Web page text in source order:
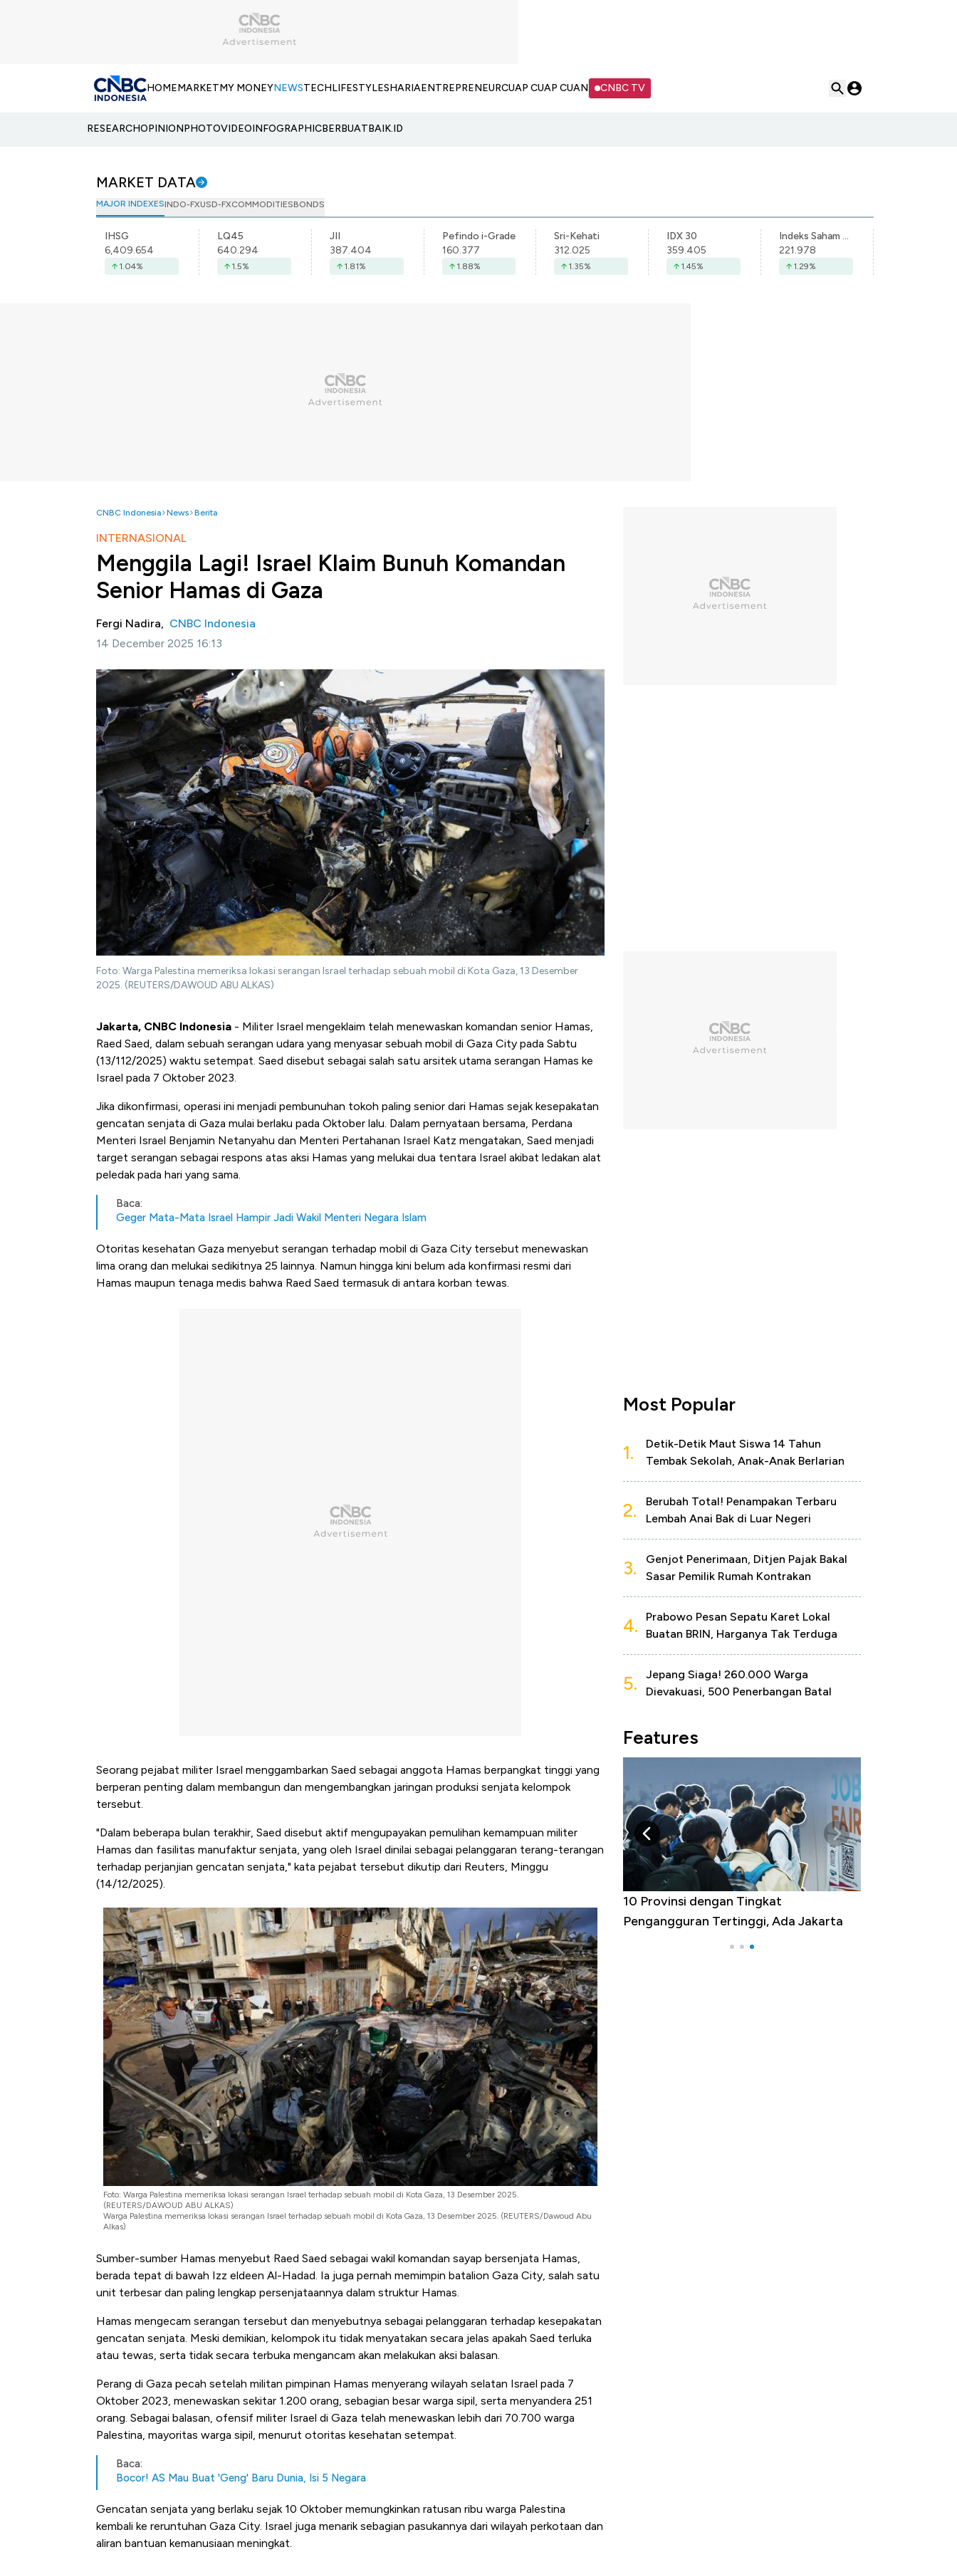
HOMEMARKETMY MONEYNEWSTECHLIFESTYLESHARIAENTREPRENEURCUAP CUAP CUAN CNBC TV
RESEARCHOPINIONPHOTOVIDEOINFOGRAPHICBERBUATBAIK.ID
MARKET DATA
MAJOR INDEXESINDO-FXUSD-FXCOMMODITIESBONDS
IHSG
6,409.654
1.04%
LQ45
640.294
1.5%
JII
387.404
1.81%
Pefindo i-Grade
160.377
1.88%
Sri-Kehati
312.025
1.35%
IDX 30
359.405
1.45%
Indeks Saham Syariah Indonesia
221.978
1.29%
CNBC Indonesia News Berita
INTERNASIONAL
Menggila Lagi! Israel Klaim Bunuh Komandan
Senior Hamas di Gaza
Fergi Nadira, CNBC Indonesia
14 December 2025 16:13
Foto: Warga Palestina memeriksa lokasi serangan Israel terhadap sebuah mobil di Kota Gaza, 13 Desember
2025. (REUTERS/DAWOUD ABU ALKAS)
Jakarta, CNBC Indonesia - Militer Israel mengeklaim telah menewaskan komandan senior Hamas,
Raed Saed, dalam sebuah serangan udara yang menyasar sebuah mobil di Gaza City pada Sabtu
(13/112/2025) waktu setempat. Saed disebut sebagai salah satu arsitek utama serangan Hamas ke
Israel pada 7 Oktober 2023.
Jika dikonfirmasi, operasi ini menjadi pembunuhan tokoh paling senior dari Hamas sejak kesepakatan
gencatan senjata di Gaza mulai berlaku pada Oktober lalu. Dalam pernyataan bersama, Perdana
Menteri Israel Benjamin Netanyahu dan Menteri Pertahanan Israel Katz mengatakan, Saed menjadi
target serangan sebagai respons atas aksi Hamas yang melukai dua tentara Israel akibat ledakan alat
peledak pada hari yang sama.
Baca:
Geger Mata-Mata Israel Hampir Jadi Wakil Menteri Negara Islam
Otoritas kesehatan Gaza menyebut serangan terhadap mobil di Gaza City tersebut menewaskan
lima orang dan melukai sedikitnya 25 lainnya. Namun hingga kini belum ada konfirmasi resmi dari
Hamas maupun tenaga medis bahwa Raed Saed termasuk di antara korban tewas.
Seorang pejabat militer Israel menggambarkan Saed sebagai anggota Hamas berpangkat tinggi yang
berperan penting dalam membangun dan mengembangkan jaringan produksi senjata kelompok
tersebut.
"Dalam beberapa bulan terakhir, Saed disebut aktif mengupayakan pemulihan kemampuan militer
Hamas dan fasilitas manufaktur senjata, yang oleh Israel dinilai sebagai pelanggaran terang-terangan
terhadap perjanjian gencatan senjata," kata pejabat tersebut dikutip dari Reuters, Minggu
(14/12/2025).
Foto: Warga Palestina memeriksa lokasi serangan Israel terhadap sebuah mobil di Kota Gaza, 13 Desember 2025.
(REUTERS/DAWOUD ABU ALKAS)
Warga Palestina memeriksa lokasi serangan Israel terhadap sebuah mobil di Kota Gaza, 13 Desember 2025. (REUTERS/Dawoud Abu
Alkas)
Sumber-sumber Hamas menyebut Raed Saed sebagai wakil komandan sayap bersenjata Hamas,
berada tepat di bawah Izz eldeen Al-Hadad. Ia juga pernah memimpin batalion Gaza City, salah satu
unit terbesar dan paling lengkap persenjataannya dalam struktur Hamas.
Hamas mengecam serangan tersebut dan menyebutnya sebagai pelanggaran terhadap kesepakatan
gencatan senjata. Meski demikian, kelompok itu tidak menyatakan secara jelas apakah Saed terluka
atau tewas, serta tidak secara terbuka mengancam akan melakukan aksi balasan.
Perang di Gaza pecah setelah militan pimpinan Hamas menyerang wilayah selatan Israel pada 7
Oktober 2023, menewaskan sekitar 1.200 orang, sebagian besar warga sipil, serta menyandera 251
orang. Sebagai balasan, ofensif militer Israel di Gaza telah menewaskan lebih dari 70.700 warga
Palestina, mayoritas warga sipil, menurut otoritas kesehatan setempat.
Baca:
Bocor! AS Mau Buat 'Geng' Baru Dunia, Isi 5 Negara
Gencatan senjata yang berlaku sejak 10 Oktober memungkinkan ratusan ribu warga Palestina
kembali ke reruntuhan Gaza City. Israel juga menarik sebagian pasukannya dari wilayah perkotaan dan
aliran bantuan kemanusiaan meningkat.
Most Popular
1.
Detik-Detik Maut Siswa 14 Tahun
Tembak Sekolah, Anak-Anak Berlarian
2.
Berubah Total! Penampakan Terbaru
Lembah Anai Bak di Luar Negeri
3.
Genjot Penerimaan, Ditjen Pajak Bakal
Sasar Pemilik Rumah Kontrakan
4.
Prabowo Pesan Sepatu Karet Lokal
Buatan BRIN, Harganya Tak Terduga
5.
Jepang Siaga! 260.000 Warga
Dievakuasi, 500 Penerbangan Batal
Features
Tembaga Terbang ke Zona Berbahaya
Mana yang Cuannya Paling Menyala?
10 Provinsi dengan Tingkat
Pengangguran Tertinggi, Ada Jakarta